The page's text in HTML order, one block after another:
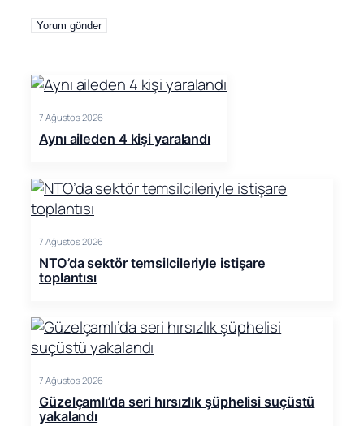
7 Ağustos 2026
Aynı aileden 4 kişi yaralandı
7 Ağustos 2026
NTO’da sektör temsilcileriyle istişare
toplantısı
7 Ağustos 2026
Güzelçamlı’da seri hırsızlık şüphelisi suçüstü
yakalandı